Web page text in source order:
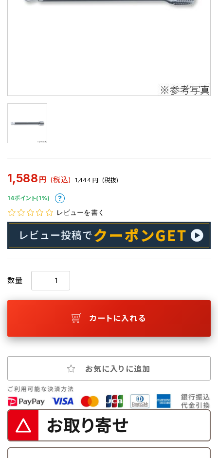
1,588 円 (税込) 1,444 円 (税抜)
14ポイント(1%)
レビューを書く
数量
カートに入れる
お気に入りに追加
お取り寄せ